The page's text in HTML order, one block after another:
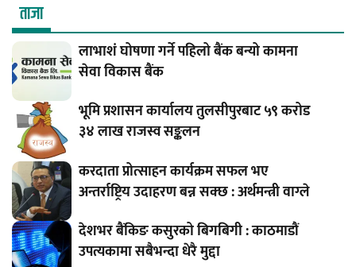
ताजा
लाभाशं घोषणा गर्ने पहिलो बैंक बन्यो कामना
सेवा विकास बैंक
भूमि प्रशासन कार्यालय तुलसीपुरबाट ५९ करोड
३४ लाख राजस्व सङ्कलन
करदाता प्रोत्साहन कार्यक्रम सफल भए
अन्तर्राष्ट्रिय उदाहरण बन्न सक्छ : अर्थमन्त्री वाग्ले
देशभर बैंकिङ कसुरको बिगबिगी : काठमाडौं
उपत्यकामा सबैभन्दा धेरै मुद्दा